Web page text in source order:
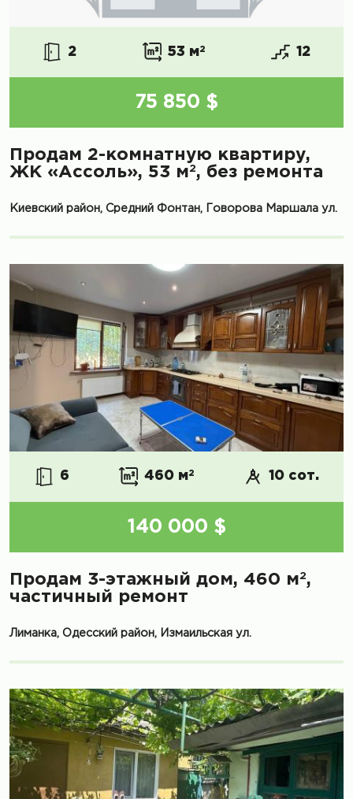
2 53 м2 12
75 850 $
Продам 2-комнатную квартиру,
ЖК «Ассоль», 53 м2, без ремонта
Киевский район, Средний Фонтан, Говорова Маршала ул.
6 460 м2 10 сот.
140 000 $
Продам 3-этажный дом, 460 м2,
частичный ремонт
Лиманка, Одесский район, Измаильская ул.